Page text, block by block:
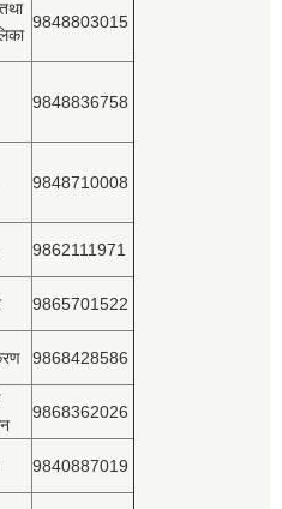
9848803015
9848836758
9848710008
9862111971
9865701522
9868428586
9868362026
9840887019